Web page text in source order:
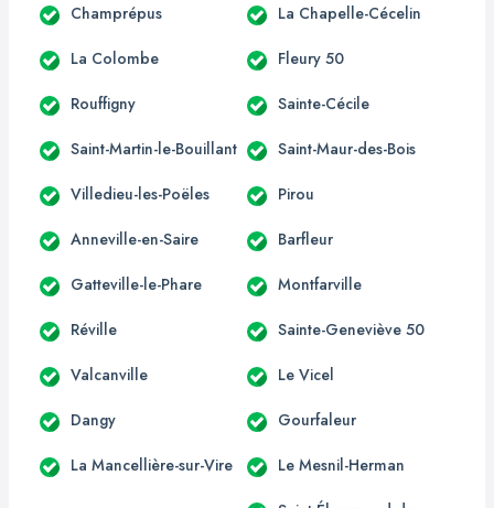
Champrépus La Chapelle-Cécelin
La Colombe Fleury 50
Rouffigny Sainte-Cécile
Saint-Martin-le-Bouillant Saint-Maur-des-Bois
Villedieu-les-Poëles Pirou
Anneville-en-Saire Barfleur
Gatteville-le-Phare Montfarville
Réville Sainte-Geneviève 50
Valcanville Le Vicel
Dangy Gourfaleur
La Mancellière-sur-Vire Le Mesnil-Herman